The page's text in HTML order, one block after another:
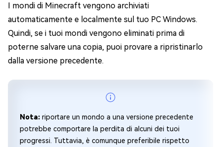
I mondi di Minecraft vengono archiviati
automaticamente e localmente sul tuo PC Windows.
Quindi, se i tuoi mondi vengono eliminati prima di
poterne salvare una copia, puoi provare a ripristinarlo
dalla versione precedente.
Nota: riportare un mondo a una versione precedente
potrebbe comportare la perdita di alcuni dei tuoi
progressi. Tuttavia, è comunque preferibile rispetto